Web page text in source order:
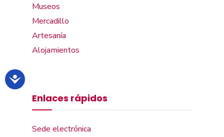
Museos
Mercadillo
Artesanía
Alojamientos
Enlaces rápidos
Sede electrónica